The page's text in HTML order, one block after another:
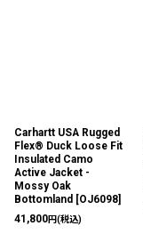
Carhartt USA Rugged
Flex® Duck Loose Fit
Insulated Camo
Active Jacket -
Mossy Oak
Bottomland [OJ6098]
41,800円(税込)